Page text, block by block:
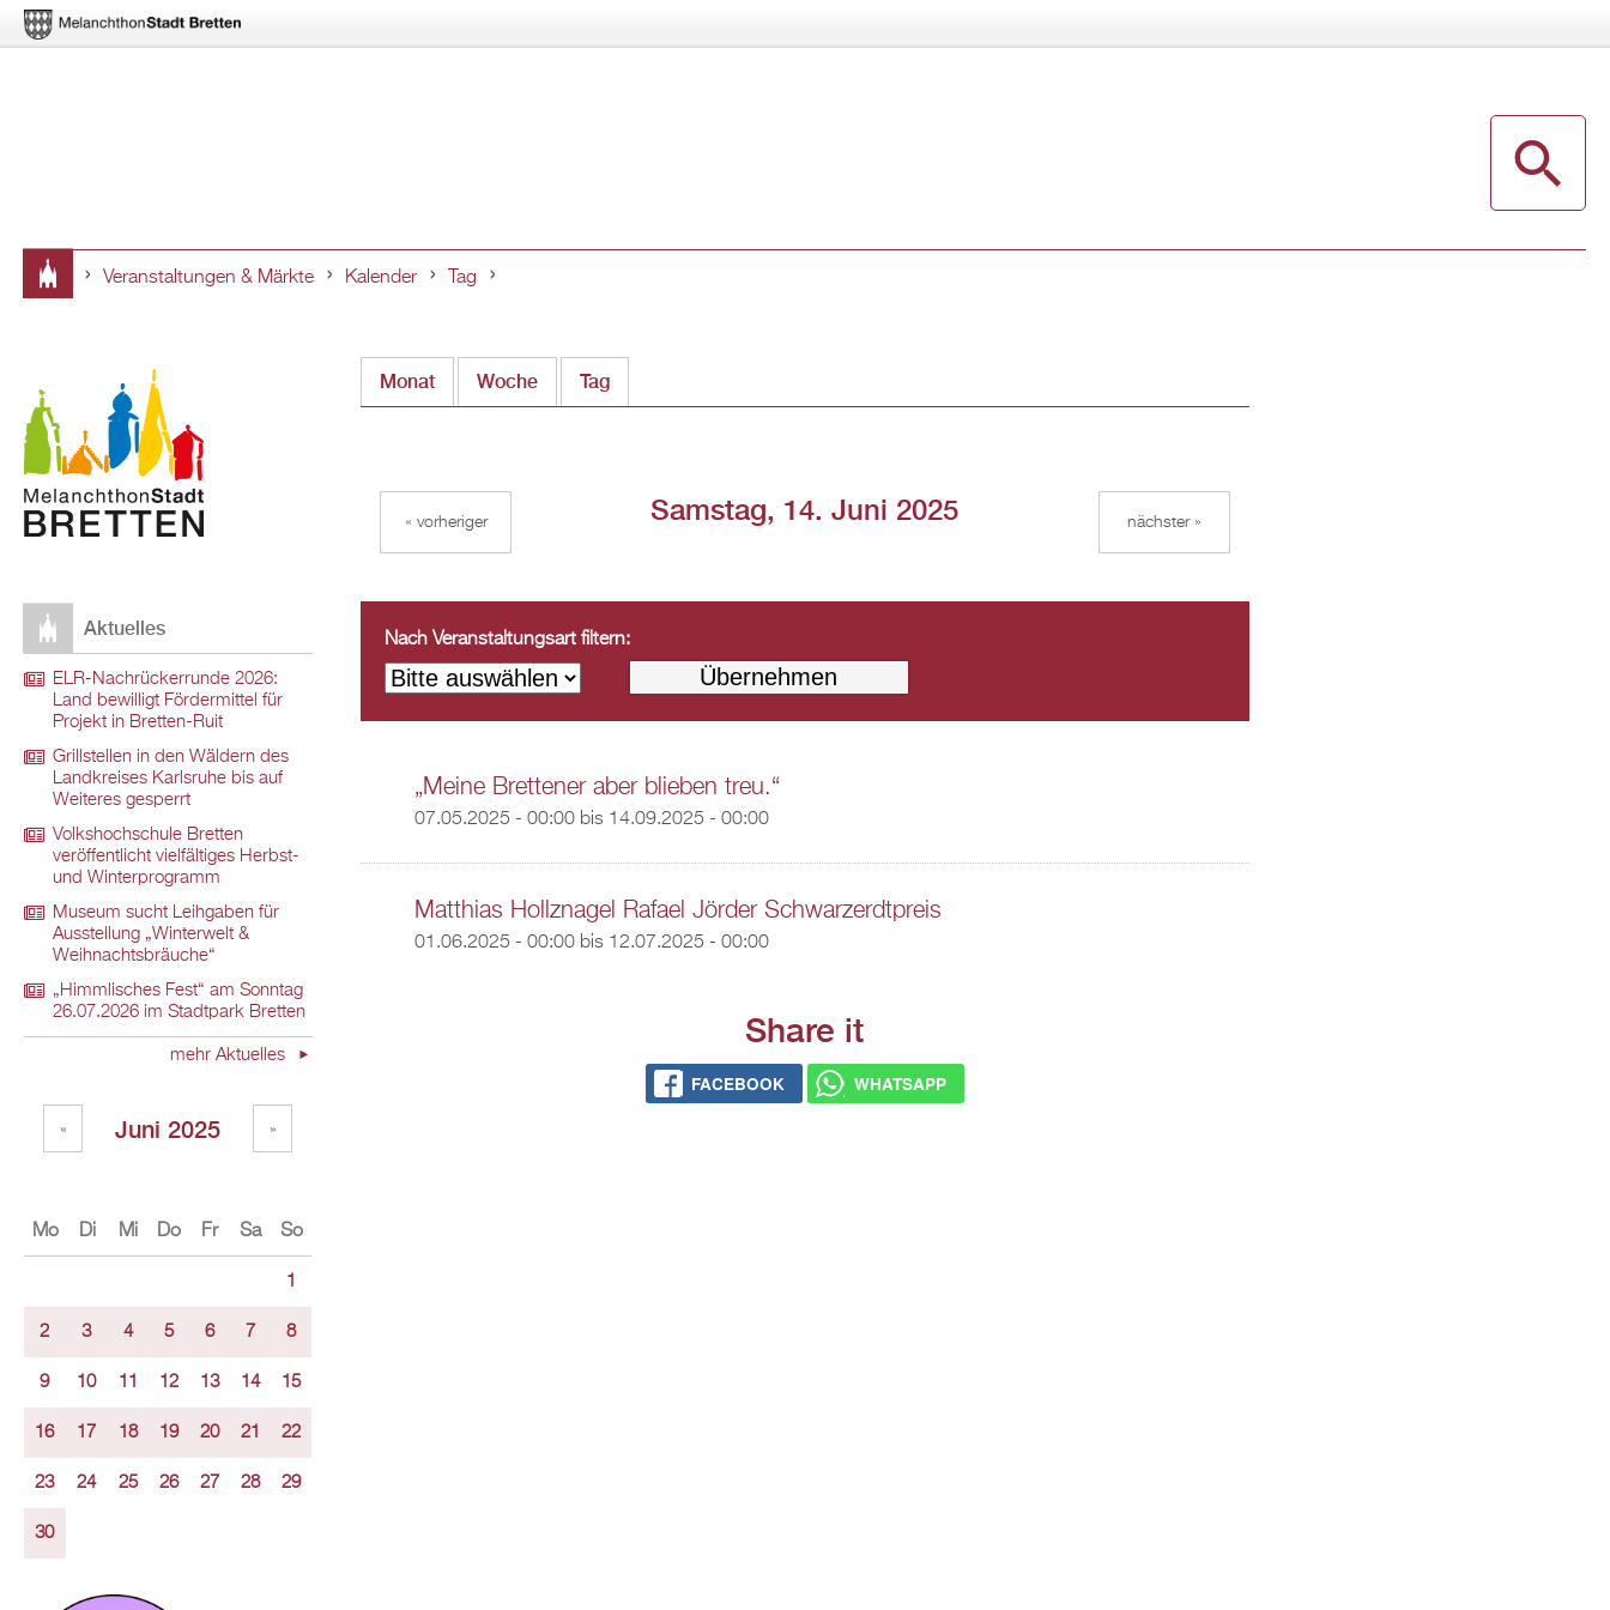
hier
Veranstaltungen & Märkte Kalender Tag
Monat Woche Tag(aktiver Reiter)
Samstag, 14. Juni 2025
« vorheriger nächster »
Nach Veranstaltungsart filtern:
„Meine Brettener aber blieben treu.“
07.05.2025 - 00:00bis 14.09.2025 - 00:00
Matthias Hollznagel Rafael Jörder Schwarzerdtpreis
01.06.2025 - 00:00bis 12.07.2025 - 00:00
Share it
FACEBOOK WHATSAPP
Aktuelles
ELR-Nachrückerrunde 2026:
Land bewilligt Fördermittel für
Projekt in Bretten-Ruit
Grillstellen in den Wäldern des
Landkreises Karlsruhe bis auf
Weiteres gesperrt
Volkshochschule Bretten
veröffentlicht vielfältiges Herbst-
und Winterprogramm
Museum sucht Leihgaben für
Ausstellung „Winterwelt &
Weihnachtsbräuche“
„Himmlisches Fest“ am Sonntag
26.07.2026 im Stadtpark Bretten
mehr Aktuelles
Juni 2025
« »
Mo Di Mi Do Fr Sa So
1
2 3 4 5 6 7 8
9 10 11 12 13 14 15
16 17 18 19 20 21 22
23 24 25 26 27 28 29
30